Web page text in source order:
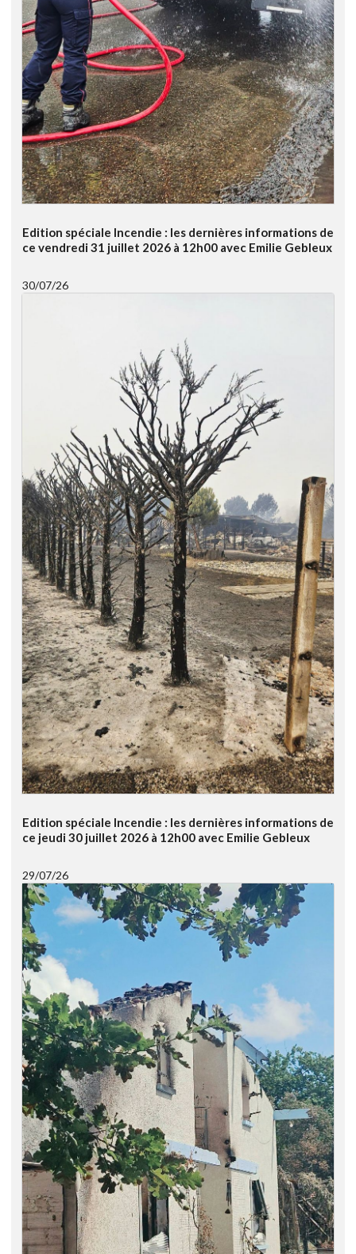
Edition spéciale Incendie : les dernières informations de
ce vendredi 31 juillet 2026 à 12h00 avec Emilie Gebleux
30/07/26
Edition spéciale Incendie : les dernières informations de
ce jeudi 30 juillet 2026 à 12h00 avec Emilie Gebleux
29/07/26